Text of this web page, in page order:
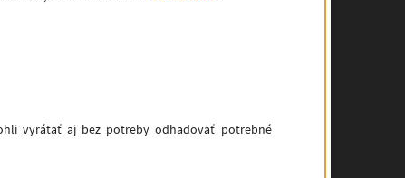
vyrátať aj bez potreby odhadovať potrebné